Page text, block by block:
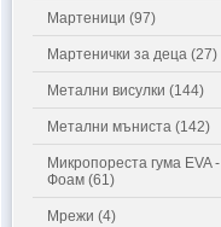
Мартеници (97)
Мартенички за деца (27)
Метални висулки (144)
Метални мъниста (142)
Микропореста гума EVA -
Фоам (61)
Мрежи (4)